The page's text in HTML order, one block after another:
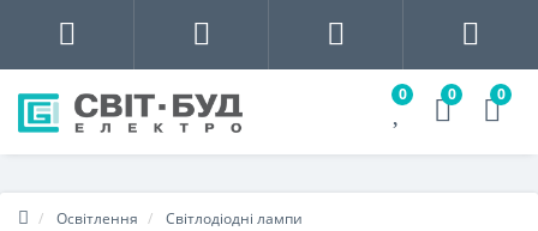
0 0 0
Освітлення Світлодіодні лампи